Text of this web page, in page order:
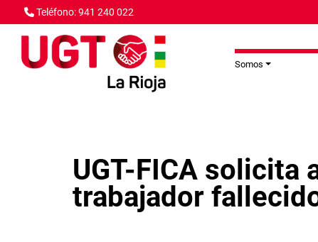
Pasar al contenido principal
Teléfono: 941 240 022
Somos
UGT-FICA solicita
trabajador